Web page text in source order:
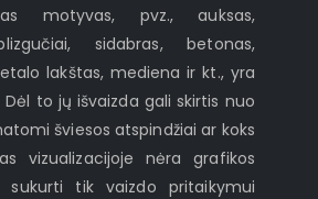
motyvas, pvz., auksas,
sidabras, betonas,
lakštas, mediena ir kt., yra
to jų išvaizda gali skirtis nuo
šviesos atspindžiai ar koks
vizualizacijoje nėra grafikos
tik vaizdo pritaikymui